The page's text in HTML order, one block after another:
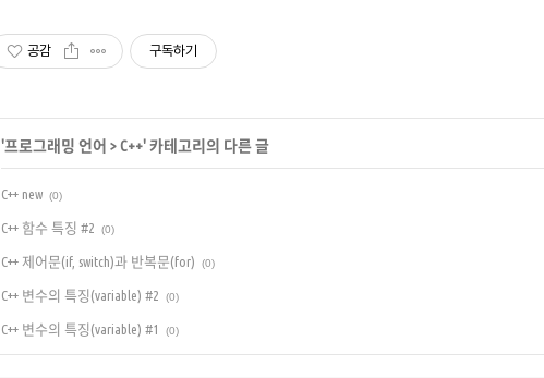
공감 구독하기
'프로그래밍 언어 >C++' 카테고리의 다른 글
C++ new (0)
C++ 함수 특징 #2 (0)
C++ 제어문(if, switch)과 반복문(for) (0)
C++ 변수의 특징(variable) #2 (0)
C++ 변수의 특징(variable) #1 (0)